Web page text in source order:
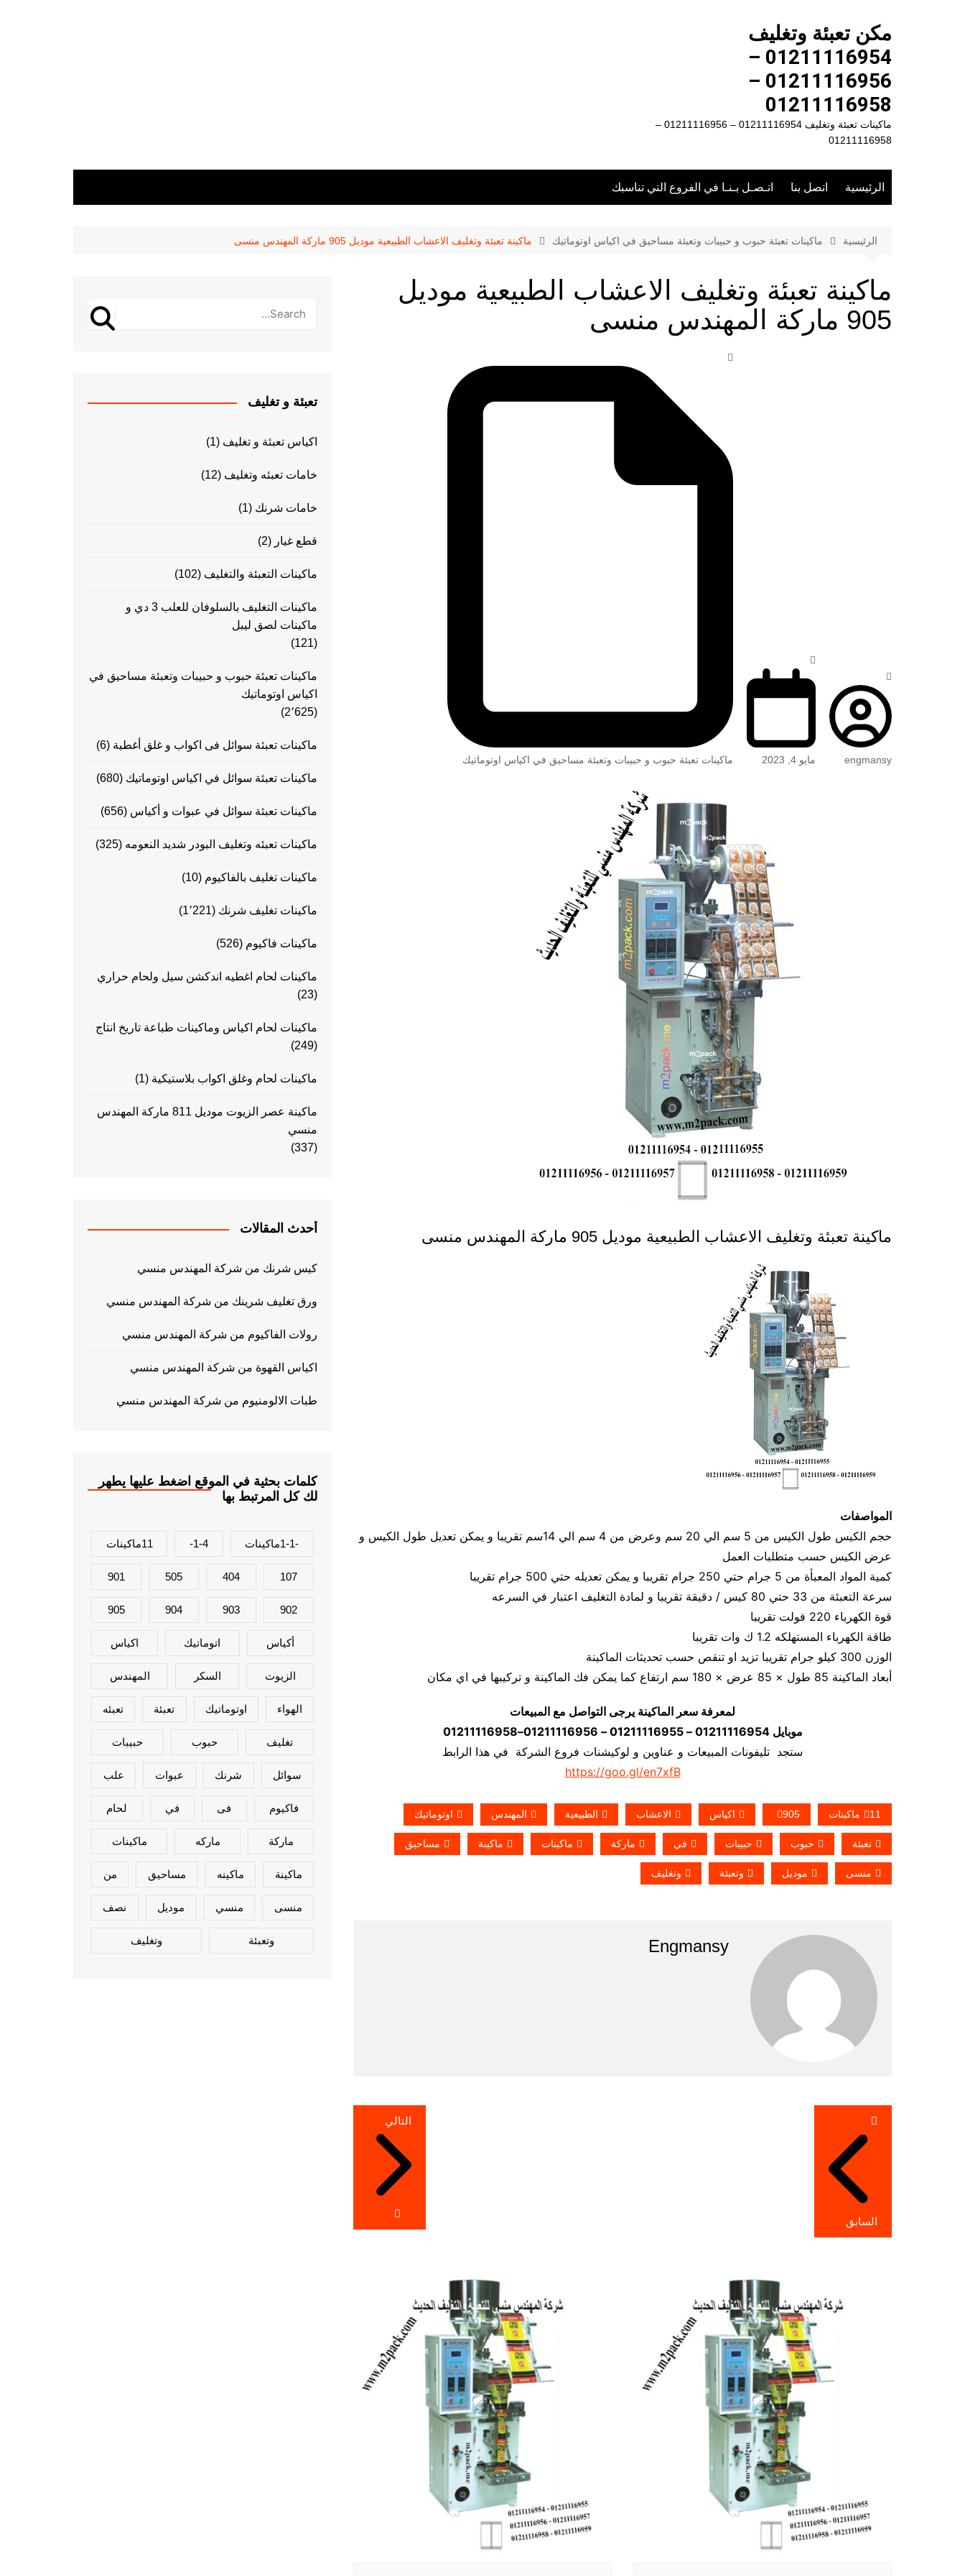
مكن تعبئة وتغليف
01211116954 –
01211116956 –
01211116958
ماكينات تعبئة وتغليف 01211116954 – 01211116956 –
01211116958
الرئيسية اتصل بنا اتـصـل بـنـا في الفروع التي تناسبك
الرئيسية ماكينات تعبئة حبوب و حبيبات وتعبئة مساحيق في اكياس اوتوماتيك ماكينة تعبئة وتغليف الاعشاب الطبيعية موديل 905 ماركة المهندس منسى
ماكينة تعبئة وتغليف الاعشاب الطبيعية موديل
905 ماركة المهندس منسى
engmansy مايو 4, 2023 ماكينات تعبئة حبوب و حبيبات وتعبئة مساحيق في اكياس اوتوماتيك
ماكينة تعبئة وتغليف الاعشاب الطبيعية موديل 905 ماركة المهندس منسى
المواصفات
حجم الكيس طول الكيس من 5 سم الي 20 سم وعرض من 4 سم الي 14سم تقريبا و يمكن تعديل طول الكيس و
عرض الكيس حسب متطلبات العمل
كمية المواد المعبأة من 5 جرام حتي 250 جرام تقريبا و يمكن تعديله حتي 500 جرام تقريبا
سرعة التعبئة من 33 حتي 80 كيس / دقيقة تقريبا و لمادة التغليف اعتبار في السرعه
قوة الكهرباء 220 فولت تقريبا
طاقة الكهرباء المستهلكه 1.2 ك وات تقريبا
الوزن 300 كيلو جرام تقريبا تزيد او تنقص حسب تحديثات الماكينة
أبعاد الماكينة 85 طول × 85 عرض × 180 سم ارتفاع كما يمكن فك الماكينة و تركيبها في اي مكان
لمعرفة سعر الماكينة يرجى التواصل مع المبيعات
موبايل 01211116954 – 01211116955 – 01211116956–01211116958
ستجد تليفونات المبيعات و عناوين و لوكيشنات فروع الشركة في هذا الرابط
https://goo.gl/en7xfB
11ماكينات 905 اكياس الاعشاب الطبيعية المهندس اوتوماتيك
تعبئة حبوب حبيبات في ماركة ماكينات ماكينة مساحيق
منسى موديل وتعبئة وتغليف
Engmansy
تصفّح
المقالات
السابق
التالي
تعبئة و تغليف
اكياس تعبئة و تغليف (1)
خامات تعبئه وتغليف (12)
خامات شرنك (1)
قطع غيار (2)
ماكينات التعبئة والتغليف (102)
ماكينات التغليف بالسلوفان للعلب 3 دي و
ماكينات لصق ليبل
(121)
ماكينات تعبئة حبوب و حبيبات وتعبئة مساحيق في
اكياس اوتوماتيك
(2٬625)
ماكينات تعبئة سوائل فى اكواب و غلق أغطية (6)
ماكينات تعبئة سوائل في اكياس اوتوماتيك (680)
ماكينات تعبئة سوائل في عبوات و أكياس (656)
ماكينات تعبئه وتغليف البودر شديد النعومه (325)
ماكينات تغليف بالفاكيوم (10)
ماكينات تغليف شرنك (1٬221)
ماكينات فاكيوم (526)
ماكينات لحام اغطيه اندكشن سيل ولحام حراري
(23)
ماكينات لحام اكياس وماكينات طباعة تاريخ انتاج
(249)
ماكينات لحام وغلق اكواب بلاستيكية (1)
ماكينة عصر الزيوت موديل 811 ماركة المهندس
منسي
(337)
أحدث المقالات
كيس شرنك من شركة المهندس منسي
ورق تغليف شرينك من شركة المهندس منسي
رولات الفاكيوم من شركة المهندس منسي
اكياس القهوة من شركة المهندس منسي
طبات الالومنيوم من شركة المهندس منسي
كلمات بحثية في الموقع اضغط عليها يطهر
لك كل المرتبط بها
-1-1ماكينات 1-4- 11ماكينات
107
404
505
901
902
903
904
905
أكياس اتوماتيك اكياس
الزيوت السكر المهندس
الهواء اوتوماتيك تعبئة تعبئه
تغليف حبوب حبيبات
سوائل شرنك عبوات علب
فاكيوم فى في لحام
ماركة ماركه ماكينات
ماكينة ماكينه مساحيق من
منسى منسي موديل نصف
وتعبئة وتغليف